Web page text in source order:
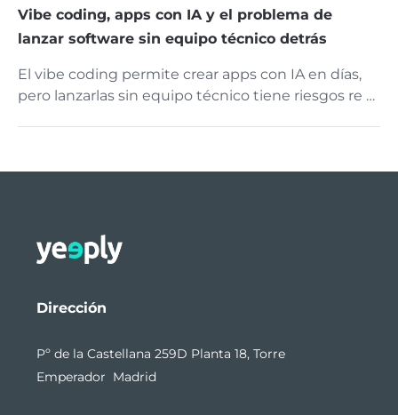
Vibe coding, apps con IA y el problema de
lanzar software sin equipo técnico detrás
El vibe coding permite crear apps con IA en días,
pero lanzarlas sin equipo técnico tiene riesgos re …
Dirección
Pº de la Castellana 259D Planta 18, Torre
Emperador Madrid